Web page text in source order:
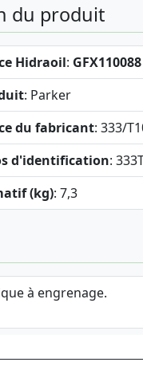
du produit
Hidraoil: GFX110088
: Parker
du fabricant: 333/
d'identification:
(kg): 7,3
à engrenage.